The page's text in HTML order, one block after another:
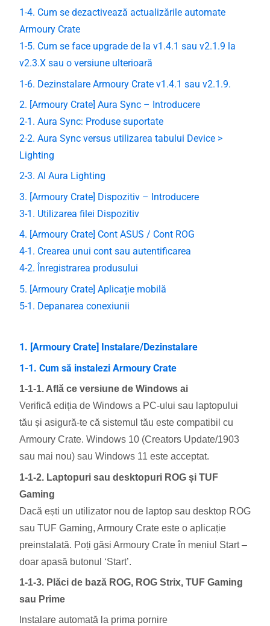
1-4. Cum se dezactivează actualizările automate
Armoury Crate
1-5. Cum se face upgrade de la v1.4.1 sau v2.1.9 la
v2.3.X sau o versiune ulterioară
1-6. Dezinstalare Armoury Crate v1.4.1 sau v2.1.9.
2. [Armoury Crate] Aura Sync – Introducere
2-1. Aura Sync: Produse suportate
2-2. Aura Sync versus utilizarea tabului Device >
Lighting
2-3. AI Aura Lighting
3. [Armoury Crate] Dispozitiv – Introducere
3-1. Utilizarea filei Dispozitiv
4. [Armoury Crate] Cont ASUS / Cont ROG
4-1. Crearea unui cont sau autentificarea
4-2. Înregistrarea produsului
5. [Armoury Crate] Aplicație mobilă
5-1. Depanarea conexiunii
1. [Armoury Crate] Instalare/Dezinstalare
1-1. Cum să instalezi Armoury Crate
1-1-1. Află ce versiune de Windows ai
Verifică ediția de Windows a PC-ului sau laptopului
tău și asigură-te că sistemul tău este compatibil cu
Armoury Crate. Windows 10 (Creators Update/1903
sau mai nou) sau Windows 11 este acceptat.
1-1-2. Laptopuri sau desktopuri ROG și TUF
Gaming
Dacă ești un utilizator nou de laptop sau desktop ROG
sau TUF Gaming, Armoury Crate este o aplicație
preinstalată. Poți găsi Armoury Crate în meniul Start –
doar apasă butonul ‘Start’.
1-1-3. Plăci de bază ROG, ROG Strix, TUF Gaming
sau Prime
Instalare automată la prima pornire